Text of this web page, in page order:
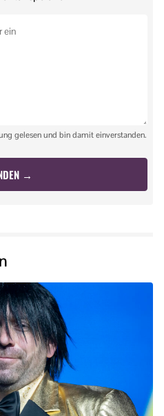
gelesen und bin damit einverstanden.